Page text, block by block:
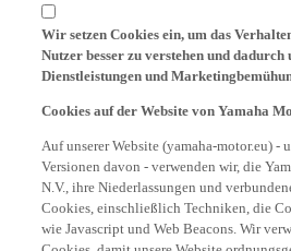
Wir setzen Cookies ein, um das
Nutzer besser zu verstehen und dadurch
Dienstleistungen und
Cookies auf der Website von Yamaha
Auf unserer Website (yamaha-motor.eu) -
Versionen davon - verwenden wir, die
N.V., ihre Niederlassungen und
Cookies, einschließlich Techniken, die
wie Javascript und Web Beacons. Wir
Cookies, damit unsere Website